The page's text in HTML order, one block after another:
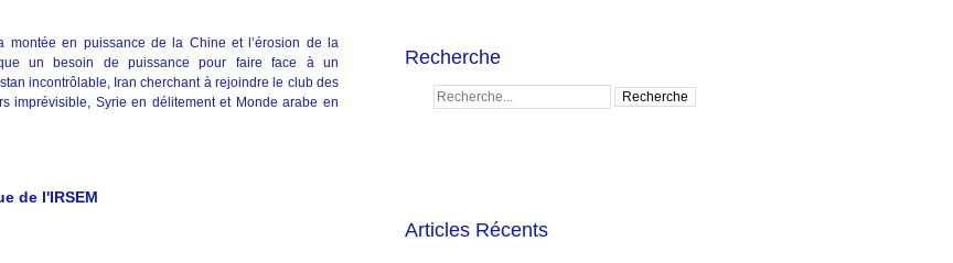
montée en puissance de la Chine et l’érosion de la
un besoin de puissance pour faire face à un
incontrôlable, Iran cherchant à rejoindre le club des
imprévisible, Syrie en délitement et Monde arabe en
de l'IRSEM
Recherche
Articles Récents